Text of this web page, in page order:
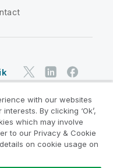
with our websites
By clicking ‘Ok’,
which may involve
to our Privacy & Cookie
on cookie usage on